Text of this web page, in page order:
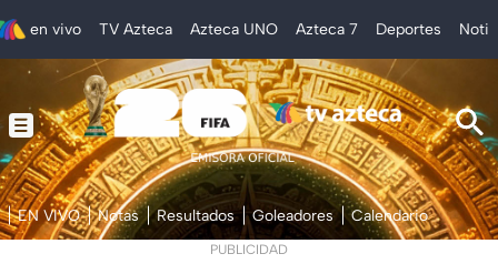
en vivo TV Azteca Azteca UNO Azteca 7 Deportes
EN VIVO Notas Resultados Goleadores Calendario
PUBLICIDAD